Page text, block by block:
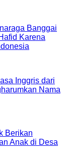
Banggai
Karena
Inggris dari
Nama
Berikan
Anak di Desa